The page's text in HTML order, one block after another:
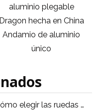
andamios de aluminio
torre de andamios
móviles andamio
plegable
Cómo elegir las ruedas adecuadas para andamios móviles de aluminio